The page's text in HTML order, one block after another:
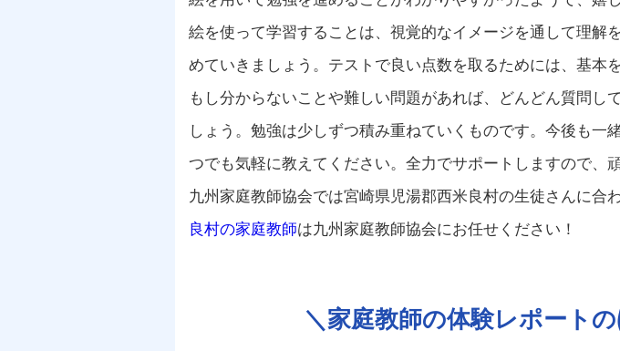
絵を使って学習することは、視覚的なイメージを通して理解
めていきましょう。テストで良い点数を取るためには、基本
もし分からないことや難しい問題があれば、どんどん質問し
しょう。勉強は少しずつ積み重ねていくものです。今後も
つでも気軽に教えてください。全力でサポートしますので、
九州家庭教師協会では宮崎県児湯郡西米良村の生徒さんに合
良村の家庭教師は九州家庭教師協会にお任せください！
＼ 家庭教師の体験レポートの